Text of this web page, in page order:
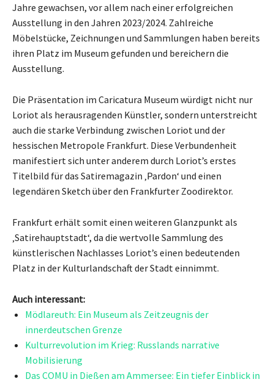
Jahre gewachsen, vor allem nach einer erfolgreichen
Ausstellung in den Jahren 2023/2024. Zahlreiche
Möbelstücke, Zeichnungen und Sammlungen haben bereits
ihren Platz im Museum gefunden und bereichern die
Ausstellung.
Die Präsentation im Caricatura Museum würdigt nicht nur
Loriot als herausragenden Künstler, sondern unterstreicht
auch die starke Verbindung zwischen Loriot und der
hessischen Metropole Frankfurt. Diese Verbundenheit
manifestiert sich unter anderem durch Loriot’s erstes
Titelbild für das Satiremagazin ‚Pardon‘ und einen
legendären Sketch über den Frankfurter Zoodirektor.
Frankfurt erhält somit einen weiteren Glanzpunkt als
‚Satirehauptstadt‘, da die wertvolle Sammlung des
künstlerischen Nachlasses Loriot’s einen bedeutenden
Platz in der Kulturlandschaft der Stadt einnimmt.
Auch interessant:
Mödlareuth: Ein Museum als Zeitzeugnis der
innerdeutschen Grenze
Kulturrevolution im Krieg: Russlands narrative
Mobilisierung
Das COMU in Dießen am Ammersee: Ein tiefer Einblick in